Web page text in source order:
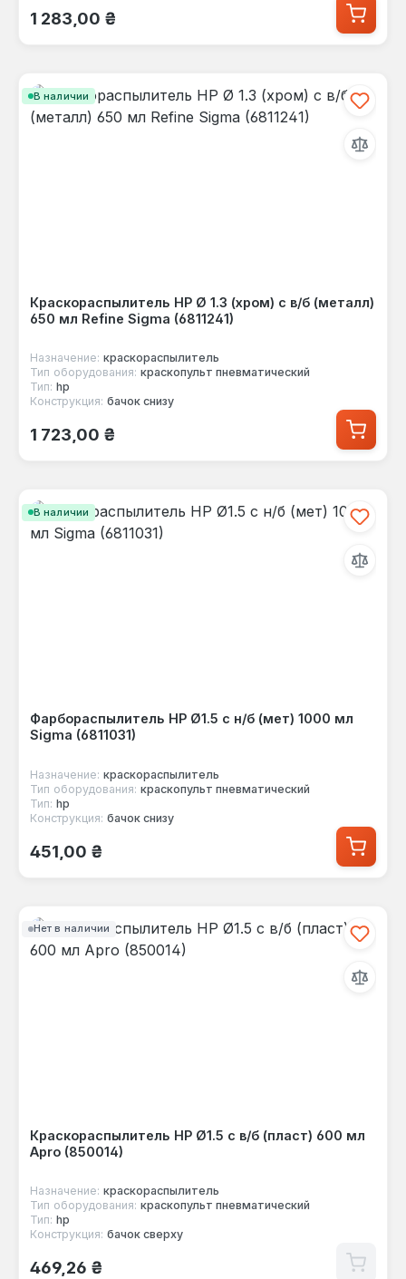
Обычная цена:
1 283,00 ₴
В наличии
Краскораспылитель НР Ø 1.3 (хром) с в/б (металл)
650 мл Refine Sigma (6811241)
Назначение: краскораспылитель
Тип оборудования: краскопульт пневматический
Тип: hp
Конструкция: бачок снизу
Обычная цена:
1 723,00 ₴
В наличии
Фарбораспылитель HP Ø1.5 с н/б (мет) 1000 мл
Sigma (6811031)
Назначение: краскораспылитель
Тип оборудования: краскопульт пневматический
Тип: hp
Конструкция: бачок снизу
Обычная цена:
451,00 ₴
Нет в наличии
Краскораспылитель HP Ø1.5 с в/б (пласт) 600 мл
Apro (850014)
Назначение: краскораспылитель
Тип оборудования: краскопульт пневматический
Тип: hp
Конструкция: бачок сверху
Обычная цена:
469,26 ₴